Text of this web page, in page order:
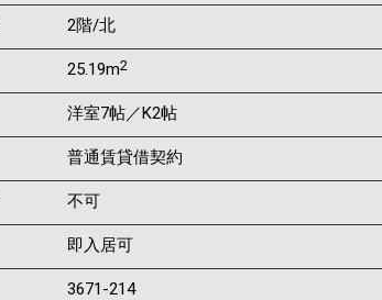
2階/北
25.19m2
洋室7帖／K2帖
普通賃貸借契約
不可
即入居可
3671-214